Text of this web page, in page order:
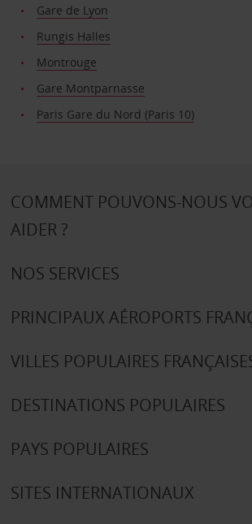
Gare de Lyon
Rungis Halles
Montrouge
Gare Montparnasse
Paris Gare du Nord (Paris 10)
COMMENT POUVONS-NOUS
AIDER ?
NOS SERVICES
PRINCIPAUX AÉROPORTS
VILLES POPULAIRES
DESTINATIONS POPULAIRES
PAYS POPULAIRES
SITES INTERNATIONAUX